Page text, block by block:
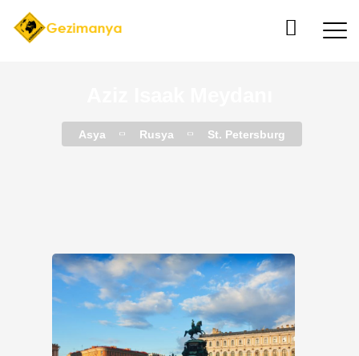
Asya Rusya St. Petersburg